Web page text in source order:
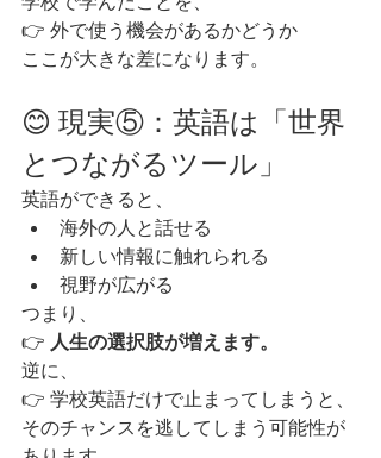
👉 外で使う機会があるかどうか
ここが大きな差になります。
😊 現実⑤：英語は「世界
とつながるツール」
英語ができると、
海外の人と話せる
新しい情報に触れられる
視野が広がる
つまり、
👉 人生の選択肢が増えます。
逆に、
👉 学校英語だけで止まってしまうと、
そのチャンスを逃してしまう可能性が